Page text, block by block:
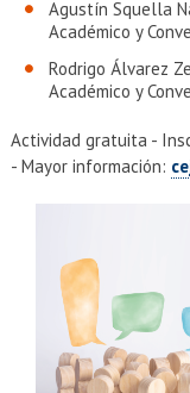
Agustín Squella
Académico y
Rodrigo Álvarez
Académico y
Actividad gratuita -
- Mayor información: